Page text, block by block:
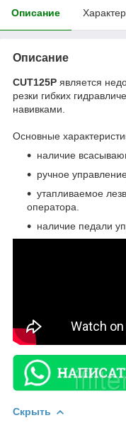
Описание
Описание
CUT125P является
резки гибких
навивками.
Основные
наличие
ручное
утапливаемое
оператора.
наличие педали
Скрыть